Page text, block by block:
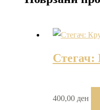
400,00 ден